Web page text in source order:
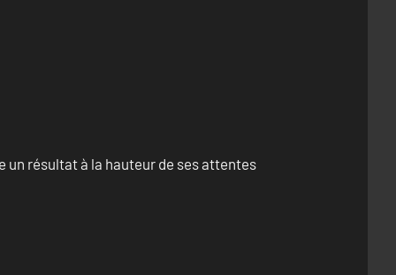
résultat à la hauteur de ses attentes